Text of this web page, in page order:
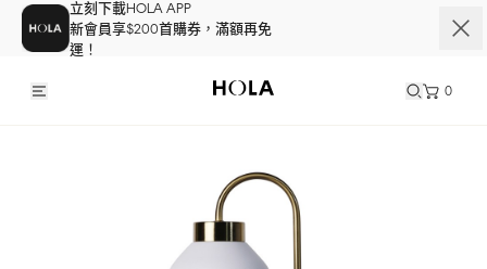
立刻下載HOLA APP
新會員享$200首購券，滿額再免
運！
0